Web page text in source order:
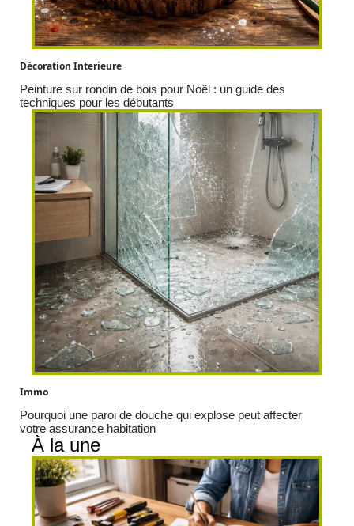
Décoration Interieure
Peinture sur rondin de bois pour Noël : un guide des
techniques pour les débutants
Immo
Pourquoi une paroi de douche qui explose peut affecter
votre assurance habitation
À la une